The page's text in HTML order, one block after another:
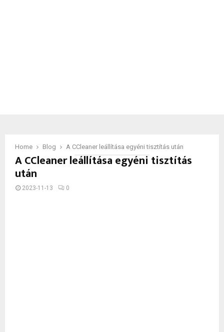
Home Blog A CCleaner leállítása egyéni tisztítás után
A CCleaner leállítása egyéni tisztítás
után
2023-11-13 0